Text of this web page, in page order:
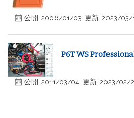
公開: 2006/01/03 更新: 2023/03/
P6T WS
公開: 2011/03/04 更新: 2023/02/